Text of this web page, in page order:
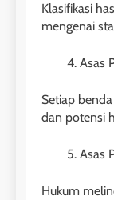
Klasifikasi
mengenai
Asas
Setiap
dan potensi
Asas
Hukum